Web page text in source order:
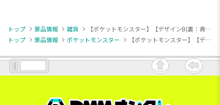
トップ 景品情報 雑貨
【ポケットモンスター】【デザインB(裏：青)】ポケットモンスター 座布団クッション～WAGARA -ART-～
トップ
景品情報 ポケットモンスター 【ポケットモンスター】【デザインB(裏：青)】ポケットモンスター 座布団クッション～WAGARA -ART-～